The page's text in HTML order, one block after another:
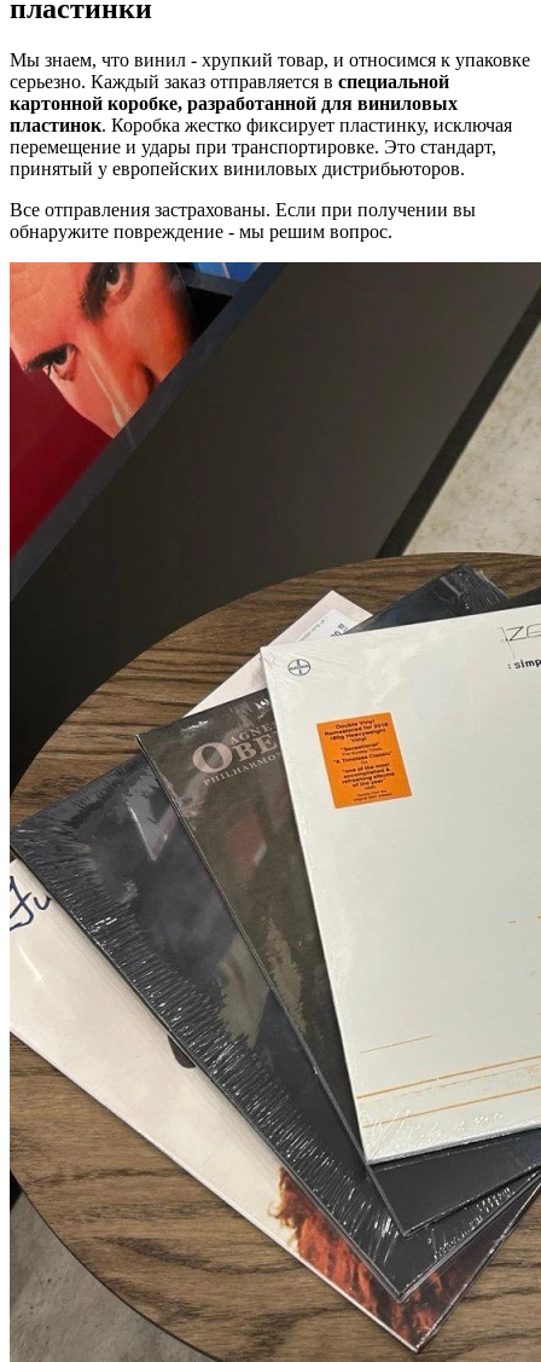
пластинки
Мы знаем, что винил - хрупкий товар, и относимся к упаковке
серьезно. Каждый заказ отправляется в специальной
картонной коробке, разработанной для виниловых
пластинок. Коробка жестко фиксирует пластинку, исключая
перемещение и удары при транспортировке. Это стандарт,
принятый у европейских виниловых дистрибьюторов.
Все отправления застрахованы. Если при получении вы
обнаружите повреждение - мы решим вопрос.